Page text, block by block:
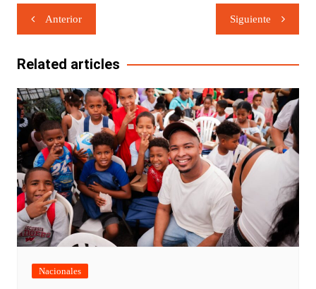
Navegación
de
entradas
Anterior Siguiente
Related articles
Nacionales